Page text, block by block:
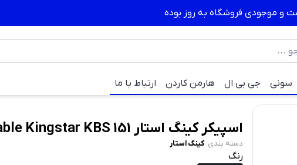
و موجودی فروشگاه به روز بوده
سونی جی بی ال هارمن کاردن ارتباط با ما
اسپیکر کینگ استار Speaker Table Kingstar KBS 151
دسته بندی: کینگ استار
رنگ